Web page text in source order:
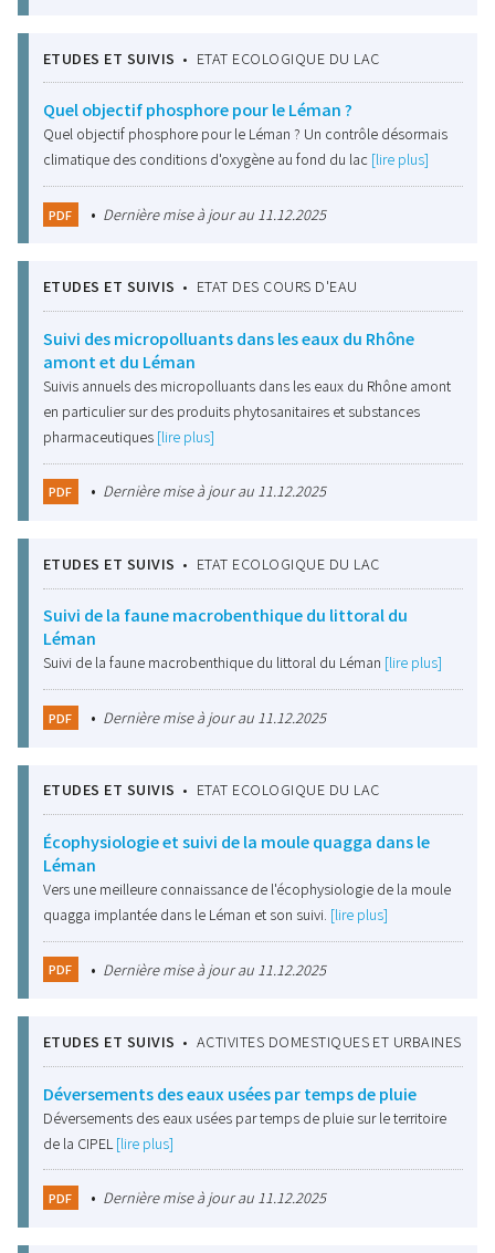
ETUDES ET SUIVIS • ETAT ECOLOGIQUE DU LAC
Quel objectif phosphore pour le Léman ?
Quel objectif phosphore pour le Léman ? Un contrôle désormais
climatique des conditions d'oxygène au fond du lac [lire plus]
PDF • Dernière mise à jour au 11.12.2025
ETUDES ET SUIVIS • ETAT DES COURS D'EAU
Suivi des micropolluants dans les eaux du Rhône
amont et du Léman
Suivis annuels des micropolluants dans les eaux du Rhône amont
en particulier sur des produits phytosanitaires et substances
pharmaceutiques [lire plus]
PDF • Dernière mise à jour au 11.12.2025
ETUDES ET SUIVIS • ETAT ECOLOGIQUE DU LAC
Suivi de la faune macrobenthique du littoral du
Léman
Suivi de la faune macrobenthique du littoral du Léman [lire plus]
PDF • Dernière mise à jour au 11.12.2025
ETUDES ET SUIVIS • ETAT ECOLOGIQUE DU LAC
Écophysiologie et suivi de la moule quagga dans le
Léman
Vers une meilleure connaissance de l'écophysiologie de la moule
quagga implantée dans le Léman et son suivi. [lire plus]
PDF • Dernière mise à jour au 11.12.2025
ETUDES ET SUIVIS • ACTIVITES DOMESTIQUES ET URBAINES
Déversements des eaux usées par temps de pluie
Déversements des eaux usées par temps de pluie sur le territoire
de la CIPEL [lire plus]
PDF • Dernière mise à jour au 11.12.2025